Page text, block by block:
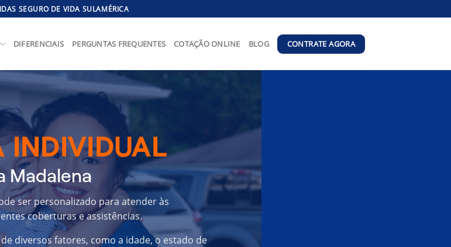
SEGURO DE VIDA SULAMÉRICA
DIFERENCIAIS PERGUNTAS FREQUENTES COTAÇÃO ONLINE BLOG CONTRATE AGORA
INDIVIDUAL
Madalena
ser personalizado para atender às
coberturas e assistências.
diversos fatores, como a idade, o estado de